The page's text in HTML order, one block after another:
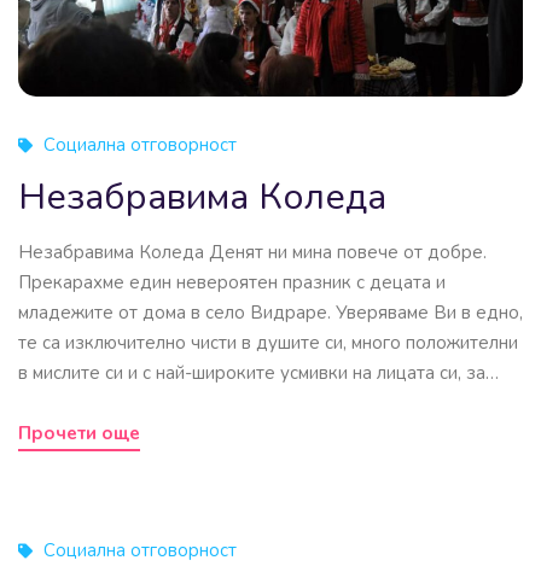
Социална отговорност
Незабравима Коледа
Незабравима Коледа Денят ни мина повече от добре.
Прекарахме един невероятен празник с децата и
младежите от дома в село Видраре. Уверяваме Ви в едно,
те са изключително чисти в душите си, много положителни
в мислите си и с най-широките усмивки на лицата си, за…
Прочети още
Социална отговорност